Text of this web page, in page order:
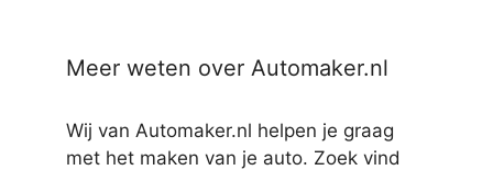
Meer weten over Automaker.nl
Wij van Automaker.nl helpen je graag
met het maken van je auto. Zoek vind